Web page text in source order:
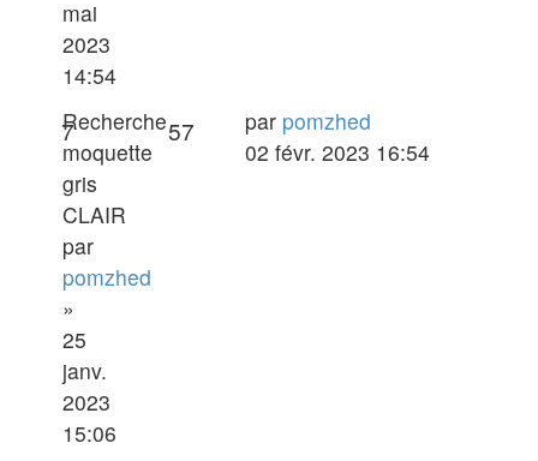
mai
2023
14:54
Recherche
moquette
gris
CLAIR
par
pomzhed
»
25
janv.
2023
15:06
7Réponses57
Dernier
message
par pomzhed
02 févr. 2023 16:54